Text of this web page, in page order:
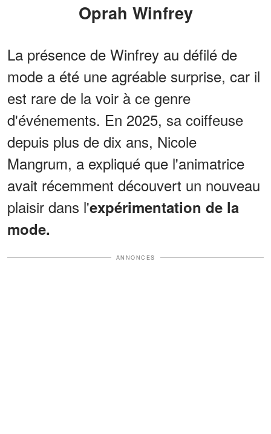
Oprah Winfrey
La présence de Winfrey au défilé de
mode a été une agréable surprise, car il
est rare de la voir à ce genre
d'événements. En 2025, sa coiffeuse
depuis plus de dix ans, Nicole
Mangrum, a expliqué que l'animatrice
avait récemment découvert un nouveau
plaisir dans l'expérimentation de la
mode.
ANNONCES